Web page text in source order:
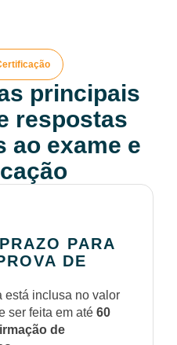
principais
respostas
ao exame e
PARA
DE
está inclusa no valor
ser feita em até 60
de